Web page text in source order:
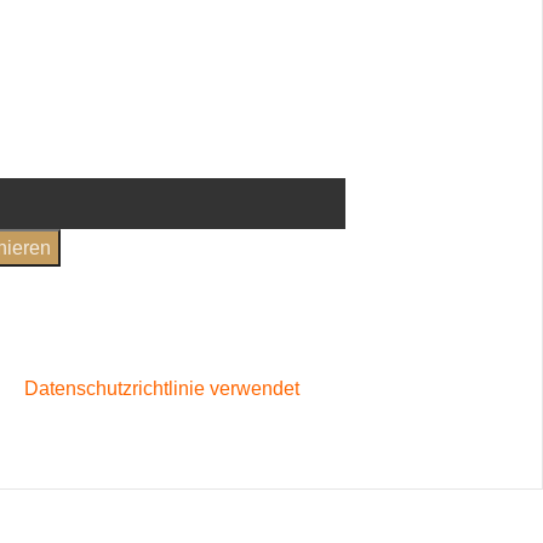
Datenschutzrichtlinie verwendet